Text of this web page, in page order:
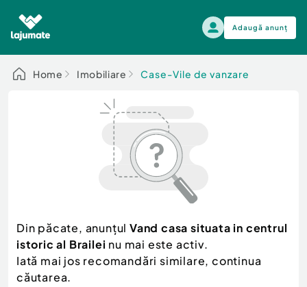
Adaugă anunț
Alege categoria
Auto, moto si ambarcatiuni
Electronice si electrocasnice
Mama si copilul
Moda si frumusete
Sport, timp liber, arta
Auto, moto si ambarcatiuni
Scutere - ATV - UTV
Autoutilitare
Ambarcatiuni
Camioane - Rulote - Remorci
Home Imobiliare Case-Vile de vanzare
Din păcate, anunțul Vand casa situata in centrul
istoric al Brailei nu mai este activ.
Iată mai jos recomandări similare, continua
căutarea.